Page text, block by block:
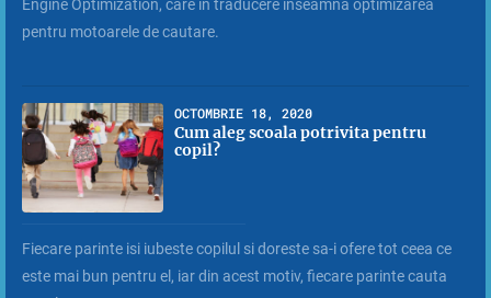
Engine Optimization, care in traducere inseamna optimizarea
pentru motoarele de cautare.
OCTOMBRIE 18, 2020
Cum aleg scoala potrivita pentru
copil?
Fiecare parinte isi iubeste copilul si doreste sa-i ofere tot ceea ce
este mai bun pentru el, iar din acest motiv, fiecare parinte cauta